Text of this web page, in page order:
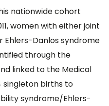
nationwide cohort
women with either joint
Danlos syndrome
through the
linked to the Medical
singleton births to
syndrome/Ehlers-